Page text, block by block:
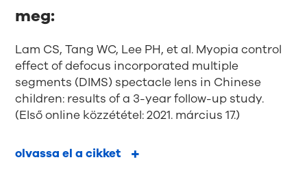
meg:
Lam CS, Tang WC, Lee PH, et al. Myopia control
effect of defocus incorporated multiple
segments (DIMS) spectacle lens in Chinese
children: results of a 3-year follow-up study.
(Első online közzététel: 2021. március 17.)
olvassa el a cikket